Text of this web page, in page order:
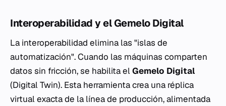
Interoperabilidad y el Gemelo Digital
La interoperabilidad elimina las "islas de
automatización". Cuando las máquinas comparten
datos sin fricción, se habilita elGemelo Digital
(Digital Twin). Esta herramienta crea una réplica
virtual exacta de la línea de producción, alimentada